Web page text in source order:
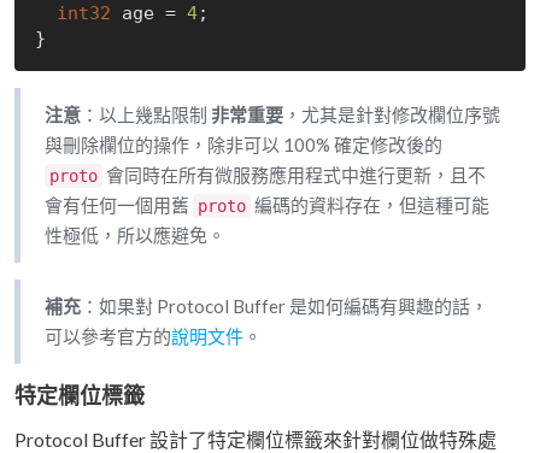
int32 age = 4;
注意 ：以上幾點限制 非常重要 ，尤其是針對修改欄位序號
與刪除欄位的操作，除非可以 100% 確定修改後的
proto 會同時在所有微服務應用程式中進行更新，且不
會有任何一個用舊 proto 編碼的資料存在，但這種可能
性極低，所以應避免。
補充 ：如果對 Protocol Buffer 是如何編碼有興趣的話，
可以參考官方的說明文件 。
特定欄位標籤
Protocol Buffer 設計了特定欄位標籤來針對欄位做特殊處